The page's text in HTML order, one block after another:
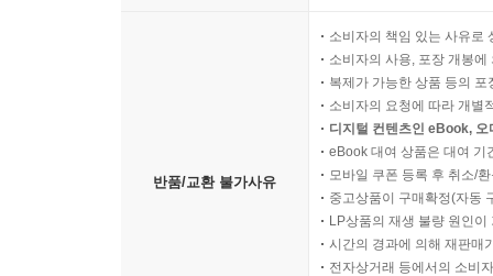
반품/교환 불가사유
소비자의 책임 있는 사유로
소비자의 사용, 포장 개봉
복제가 가능한 상품 등의
소비자의 요청에 따라 개별
디지털 컨텐츠인 eBook,
eBook 대여 상품은 대여 기
모바일 쿠폰 등록 후 취소/
중고상품이 구매확정(자동
LP상품의 재생 불량 원인
시간의 경과에 의해 재판매
전자상거래 등에서의 소비